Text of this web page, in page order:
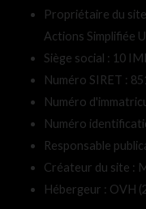
Propriétaire du
Actions Simplifiée
Siège social : 10
Numéro SIRET :
Numéro
Numéro
Responsable
Créateur du site :
Hébergeur : OVH